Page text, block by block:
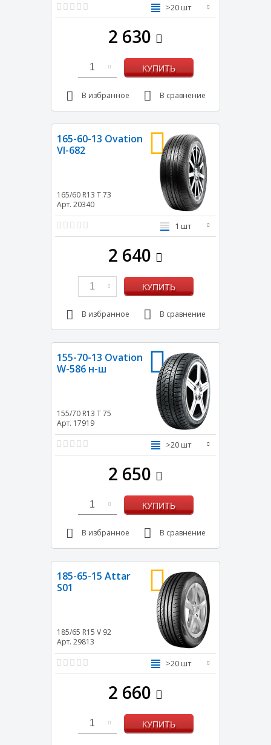
>20 шт
2 630
1 КУПИТЬ
В избранное В сравнение
165-60-13 Ovation
VI-682
165/60 R13 T73
Арт. 20340
1 шт
2 640
1 КУПИТЬ
В избранное В сравнение
155-70-13 Ovation
W-586 н-ш
155/70 R13 T75
Арт. 17919
>20 шт
2 650
1 КУПИТЬ
В избранное В сравнение
185-65-15 Attar
S01
185/65 R15 V 92
Арт. 29813
>20 шт
2 660
1 КУПИТЬ